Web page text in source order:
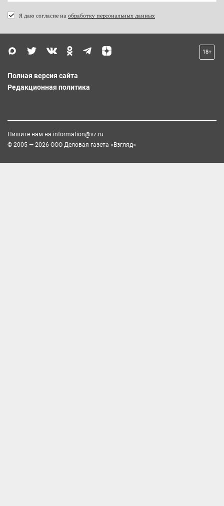
Я даю согласие на обработку персональных данных
18+
Полная версия сайта
Редакционная политика
Пишите нам на information@vz.ru
© 2005 — 2026 ООО Деловая газета «Взгляд»